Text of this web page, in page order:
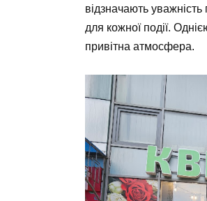
відзначають
для кожної події.
привітна атмосфера.